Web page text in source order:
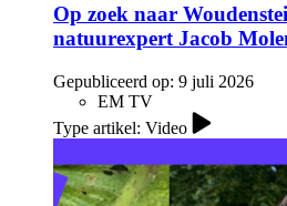
Op zoek naar
natuurexpert Jacob
Gepubliceerd op: 9 juli 2026
EM TV
Type artikel: Video